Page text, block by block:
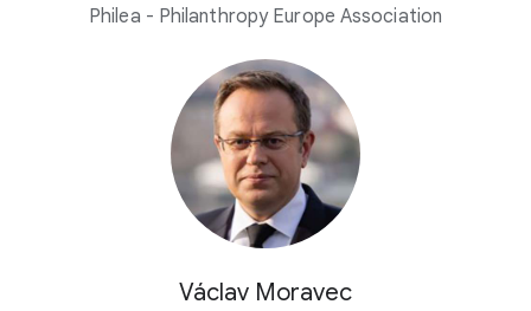
Philea - Philanthropy Europe Association
Václav Moravec